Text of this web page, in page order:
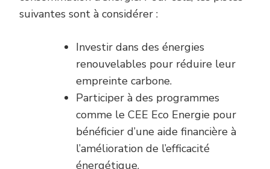
suivantes sont à considérer :
Investir dans des énergies
renouvelables pour réduire leur
empreinte carbone.
Participer à des programmes
comme le CEE Eco Energie pour
bénéficier d’une aide financière à
l’amélioration de l’efficacité
énergétique.